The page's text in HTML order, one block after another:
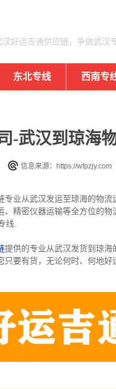
汉好运吉通供应链，争做武汉
东北专线 西南专
-武汉到琼海
信息来源：https://wfpzjy.com
业从武汉发运至琼海的物
精密仪器运输等全方位的
线.
提供的专业从武汉发货到琼
只要有货，无论何时、何地